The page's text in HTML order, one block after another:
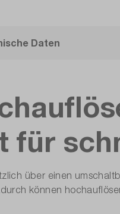
Daten
für
über einen
können